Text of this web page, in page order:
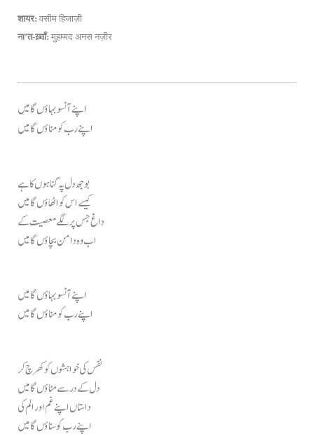
शायर: वसीम हिजाज़ी
ना’त-ख़्वाँ: मुहम्मद अनस नज़ीर
اپنے آنسو بہاؤں گا میں
اپنے رب کو مناؤں گا میں
بوجھ دل پہ گناہوں کا ہے
کیسے اس کو اٹھاؤں گا میں
داغ جس پر لگے معصیت کے
اب وہ دامن بچاؤں گا میں
اپنے آنسو بہاؤں گا میں
اپنے رب کو مناؤں گا میں
نفس کی خواہشوں کو کھرچ کر
دل کے در سے مٹاؤں گا میں
داستاں اپنے غم اور الم کی
اپنے رب کو سناؤں گا میں